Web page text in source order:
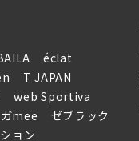
éclat
T JAPAN
web Sportiva
mee
ゼブラック
ョン